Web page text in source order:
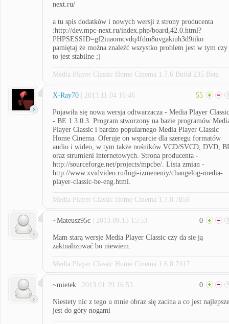
next.ru/
a tu spis dodatków i nowych wersji z strony producenta
:http://dev.mpc-next.ru/index.php/board,42.0.html?
PHPSESSID=gf2iuaomcvdq4fdm8uvgakiuh3d9iiko
pamiętaj że można znaleźć wszystko problem jest w tym czy
to jest stabilne ;)
Media Player Classic Home Cinema 1.7.6 Build 235 Beta
X-Ray70 | 2013.11.04 16:46 55
Pojawiła się nowa wersja odtwarzacza - Media Player Classic
- BE 1.3.0.3. Program stworzony na bazie programów
Player Classic i bardzo popularnego Media Player Classic
Home Cinema. Oferuje on wsparcie dla szeregu formatów
audio i wideo, w tym także nośników VCD/SVCD, DVD,
oraz strumieni internetowych. Strona producenta -
http://sourceforge.net/projects/mpcbe/. Lista zmian -
http://www.xvidvideo.ru/logi-izmeneniy/changelog-media-
player-classic-be-eng.html.
Media Player Classic Home Cinema 1.7.0.7858
~Mateusz95c | 2013.09.13 15:53 0
Mam starą wersje Media Player Classic czy da sie ją
zaktualizować bo niewiem.
Media Player Classic Home Cinema 1.6.8.7417
~mietek | 2013.01.29 16:53 0
Niestety nic z tego u mnie obraz się zacina a co jest najlepsze
jest do góry nogami